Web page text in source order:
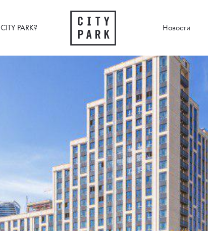
PARK? Новости